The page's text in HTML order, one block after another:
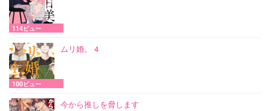
114ビュー
ムリ婚。 4
100ビュー
今から推しを脅します